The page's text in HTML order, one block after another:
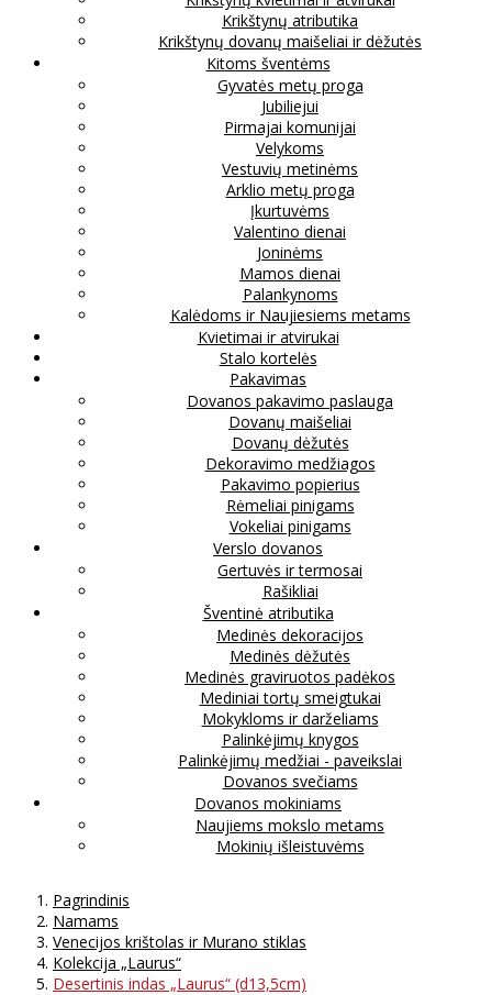
Krikštynų atributika
Krikštynų dovanų maišeliai ir dėžutės
Kitoms šventėms
Gyvatės metų proga
Jubiliejui
Pirmajai komunijai
Velykoms
Vestuvių metinėms
Arklio metų proga
Įkurtuvėms
Valentino dienai
Joninėms
Mamos dienai
Palankynoms
Kalėdoms ir Naujiesiems metams
Kvietimai ir atvirukai
Stalo kortelės
Pakavimas
Dovanos pakavimo paslauga
Dovanų maišeliai
Dovanų dėžutės
Dekoravimo medžiagos
Pakavimo popierius
Rėmeliai pinigams
Vokeliai pinigams
Verslo dovanos
Gertuvės ir termosai
Rašikliai
Šventinė atributika
Medinės dekoracijos
Medinės dėžutės
Medinės graviruotos padėkos
Mediniai tortų smeigtukai
Mokykloms ir darželiams
Palinkėjimų knygos
Palinkėjimų medžiai - paveikslai
Dovanos svečiams
Dovanos mokiniams
Naujiems mokslo metams
Mokinių išleistuvėms
Pagrindinis
Namams
Venecijos krištolas ir Murano stiklas
Kolekcija „Laurus“
Desertinis indas „Laurus“ (d13,5cm)